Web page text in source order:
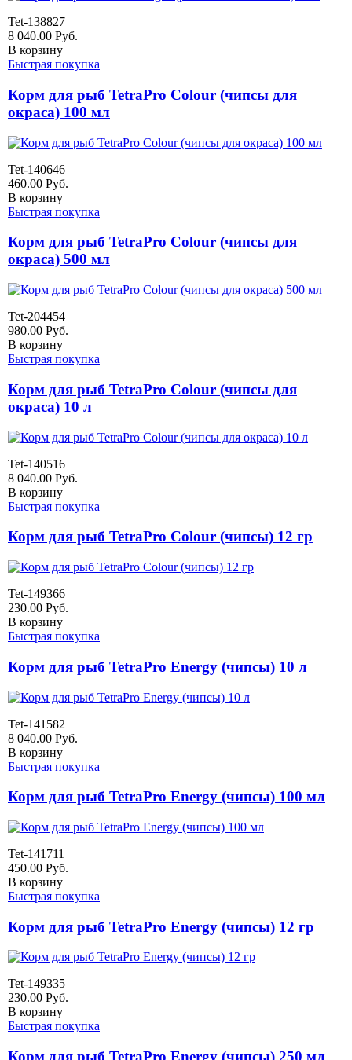
Tet-138827
8 040.00 Руб.
В корзину
Быстрая покупка
Корм для рыб TetraPro Colour (чипсы для
окраса) 100 мл
Tet-140646
460.00 Руб.
В корзину
Быстрая покупка
Корм для рыб TetraPro Colour (чипсы для
окраса) 500 мл
Tet-204454
980.00 Руб.
В корзину
Быстрая покупка
Корм для рыб TetraPro Colour (чипсы для
окраса) 10 л
Tet-140516
8 040.00 Руб.
В корзину
Быстрая покупка
Корм для рыб TetraPro Colour (чипсы) 12 гр
Tet-149366
230.00 Руб.
В корзину
Быстрая покупка
Корм для рыб TetraPro Energy (чипсы) 10 л
Tet-141582
8 040.00 Руб.
В корзину
Быстрая покупка
Корм для рыб TetraPro Energy (чипсы) 100 мл
Tet-141711
450.00 Руб.
В корзину
Быстрая покупка
Корм для рыб TetraPro Energy (чипсы) 12 гр
Tet-149335
230.00 Руб.
В корзину
Быстрая покупка
Корм для рыб TetraPro Energy (чипсы) 250 мл